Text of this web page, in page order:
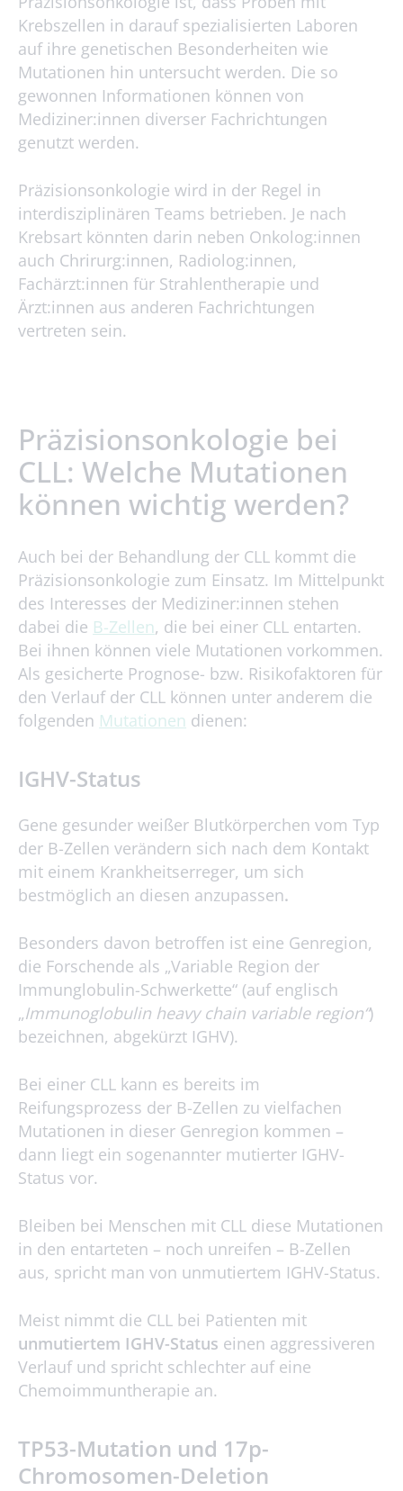
Krebszellen in darauf spezialisierten Laboren
auf ihre genetischen Besonderheiten wie
Mutationen hin untersucht werden. Die so
gewonnen Informationen können von
Mediziner:innen diverser Fachrichtungen
genutzt werden.
Präzisionsonkologie wird in der Regel in
interdisziplinären Teams betrieben. Je nach
Krebsart könnten darin neben Onkolog:innen
auch Chrirurg:innen, Radiolog:innen,
Fachärzt:innen für Strahlentherapie und
Ärzt:innen aus anderen Fachrichtungen
vertreten sein.
Präzisionsonkologie bei
CLL: Welche Mutationen
können wichtig werden?
Auch bei der Behandlung der CLL kommt die
Präzisionsonkologie zum Einsatz. Im Mittelpunkt
des Interesses der Mediziner:innen stehen
dabei die B-Zellen, die bei einer CLL entarten.
Bei ihnen können viele Mutationen vorkommen.
Als gesicherte Prognose- bzw. Risikofaktoren für
den Verlauf der CLL können unter anderem die
folgenden Mutationen dienen:
IGHV-Status
Gene gesunder weißer Blutkörperchen vom Typ
der B-Zellen verändern sich nach dem Kontakt
mit einem Krankheitserreger, um sich
bestmöglich an diesen anzupassen.
Besonders davon betroffen ist eine Genregion,
die Forschende als „Variable Region der
Immunglobulin-Schwerkette“ (auf englisch
„Immunoglobulin heavy chain variable region“)
bezeichnen, abgekürzt IGHV).
Bei einer CLL kann es bereits im
Reifungsprozess der B-Zellen zu vielfachen
Mutationen in dieser Genregion kommen –
dann liegt ein sogenannter mutierter IGHV-
Status vor.
Bleiben bei Menschen mit CLL diese Mutationen
in den entarteten – noch unreifen – B-Zellen
aus, spricht man von unmutiertem IGHV-Status.
Meist nimmt die CLL bei Patienten mit
unmutiertem IGHV-Status einen aggressiveren
Verlauf und spricht schlechter auf eine
Chemoimmuntherapie an.
TP53-Mutation und 17p-
Chromosomen-Deletion